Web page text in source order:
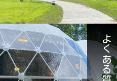
よくある質問